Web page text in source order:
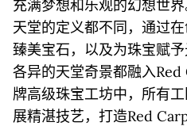
充满梦想和乐观的幻想世
天堂的定义都不同，通过
臻美宝石，以及为珠宝赋
各异的天堂奇景都融入
牌高级珠宝工坊中，所有
展精湛技艺，打造Red